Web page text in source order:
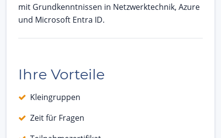
mit Grundkenntnissen in Netzwerktechnik, Azure
und Microsoft Entra ID.
Ihre Vorteile
Kleingruppen
Zeit für Fragen